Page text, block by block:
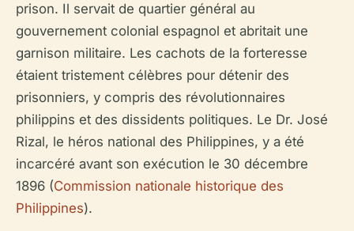
prison. Il servait de quartier général au
gouvernement colonial espagnol et abritait une
garnison militaire. Les cachots de la forteresse
étaient tristement célèbres pour détenir des
prisonniers, y compris des révolutionnaires
philippins et des dissidents politiques. Le Dr. José
Rizal, le héros national des Philippines, y a été
incarcéré avant son exécution le 30 décembre
1896 (Commission nationale historique des
Philippines).